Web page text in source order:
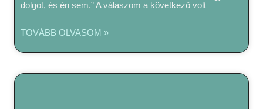
dolgot, és én sem.” A válaszom a következő volt
TOVÁBB OLVASOM »